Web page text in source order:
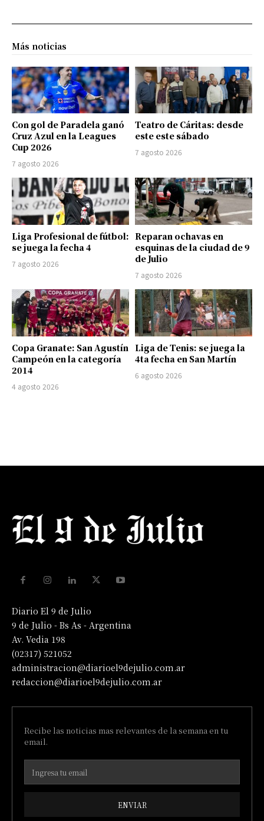
Más noticias
Con gol de Paradela ganó
Cruz Azul en la Leagues
Cup 2026
7 agosto 2026
Teatro de Cáritas: desde
este este sábado
7 agosto 2026
Liga Profesional de fútbol:
se juega la fecha 4
7 agosto 2026
Reparan ochavas en
esquinas de la ciudad de 9
de Julio
7 agosto 2026
Copa Granate: San Agustín
Campeón en la categoría
2014
4 agosto 2026
Liga de Tenis: se juega la
4ta fecha en San Martín
6 agosto 2026
Diario El 9 de Julio
9 de Julio - Bs As - Argentina
Av. Vedia 198
(02317) 521052
administracion@diarioel9dejulio.com.ar
redaccion@diarioel9dejulio.com.ar
Recibe las noticias mas relevantes de la semana en tu
email.
ENVIAR